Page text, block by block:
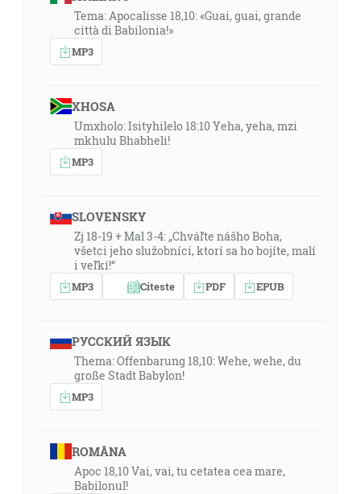
Tema: Apocalisse 18,10: «Guai, guai, grande
città di Babilonia!»
MP3
XHOSA
Umxholo: Isityhilelo 18:10 Yeha, yeha, mzi
mkhulu Bhabheli!
MP3
SLOVENSKY
Zj 18-19 + Mal 3-4: „Chváľte nášho Boha,
všetci jeho služobníci, ktorí sa ho bojíte, malí
i veľkí!“
MP3 Citeste PDF EPUB
РУССКИЙ ЯЗЫК
Thema: Offenbarung 18,10: Wehe, wehe, du
große Stadt Babylon!
MP3
ROMÂNA
Apoc 18,10 Vai, vai, tu cetatea cea mare,
Babilonul!